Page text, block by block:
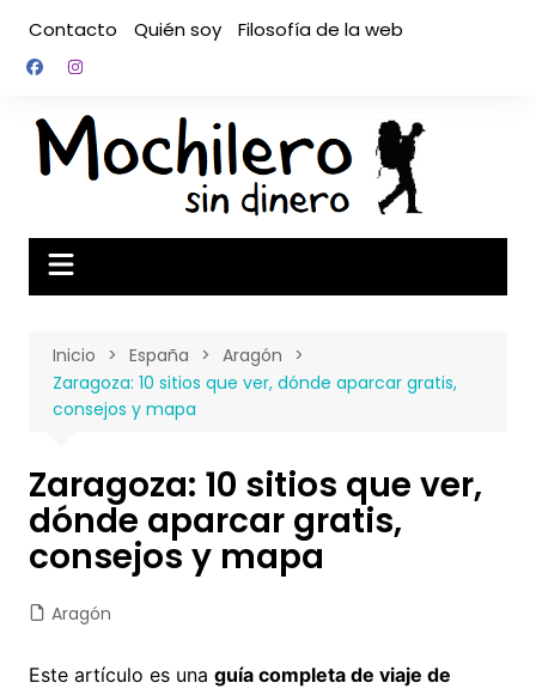
contenido
Contacto Quién soy Filosofía de la web
Inicio España
Aragón
Zaragoza: 10 sitios que ver, dónde aparcar gratis,
consejos y mapa
Zaragoza: 10 sitios que ver,
dónde aparcar gratis,
consejos y mapa
Aragón
Este artículo es una guía completa de viaje de